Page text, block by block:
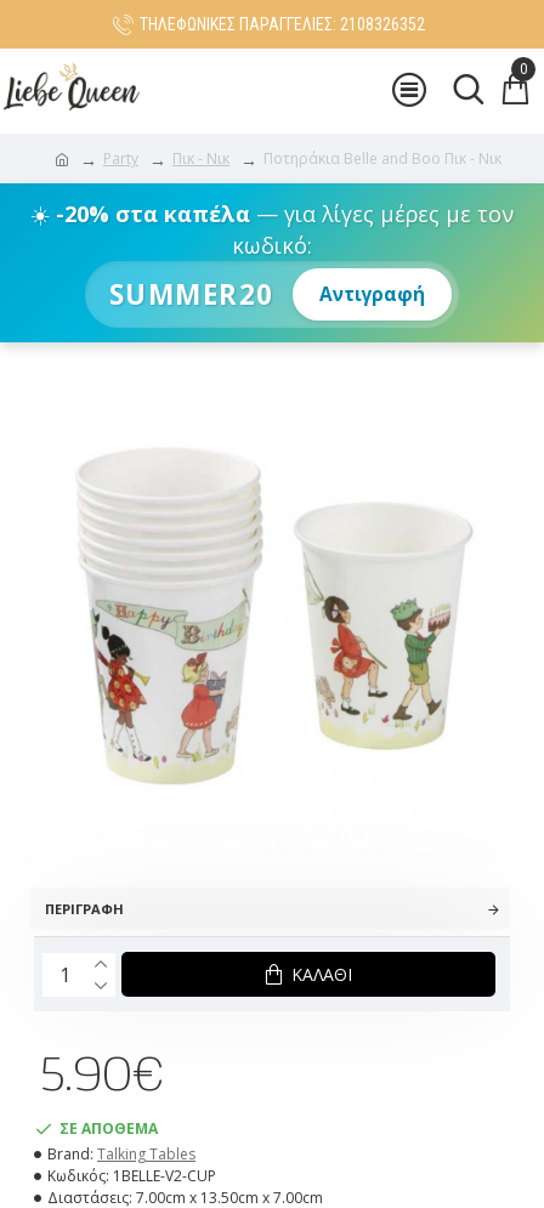
ΤΗΛΕΦΩΝΙΚΕΣ ΠΑΡΑΓΓΕΛΙΕΣ: 2108326352
0
Party Πικ - Νικ Ποτηράκια Belle and Boo Πικ - Νικ
☀️ -20% στα καπέλα— για λίγες μέρες με τον
κωδικό:
SUMMER20 Αντιγραφή
ΠΕΡΙΓΡΑΦΉ
ΣΕ ΑΠΟΘΕΜΑ
Brand: Talking Tables
Κωδικός: 1BELLE-V2-CUP
Διαστάσεις: 7.00cm x 13.50cm x 7.00cm
5.90€
ΚΑΛΆΘΙ